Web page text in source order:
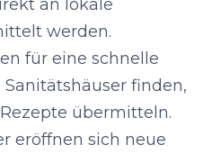
an lokale
werden.
für eine schnelle
finden,
übermitteln.
eröffnen sich neue